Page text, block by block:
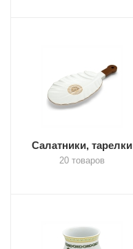
Салатники, тарелки
20 товаров